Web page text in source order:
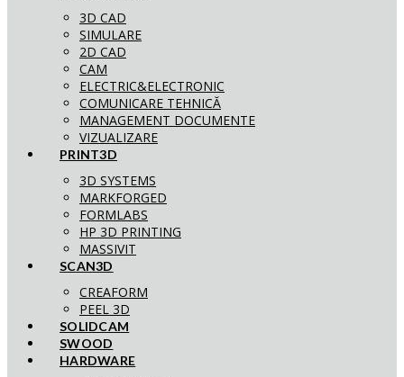
3D CAD
SIMULARE
2D CAD
CAM
ELECTRIC&ELECTRONIC
COMUNICARE TEHNICĂ
MANAGEMENT DOCUMENTE
VIZUALIZARE
PRINT3D
3D SYSTEMS
MARKFORGED
FORMLABS
HP 3D PRINTING
MASSIVIT
SCAN3D
CREAFORM
PEEL 3D
SOLIDCAM
SWOOD
HARDWARE